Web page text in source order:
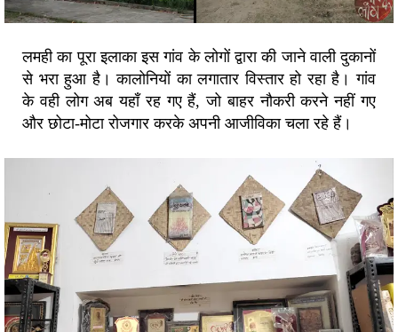
लमही का पूरा इलाका इस गांव के लोगों द्वारा की जाने वाली दुकानों
से भरा हुआ है। कालोनियों का लगातार विस्तार हो रहा है। गांव
के वही लोग अब यहाँ रह गए हैं, जो बाहर नौकरी करने नहीं गए
और छोटा-मोटा रोजगार करके अपनी आजीविका चला रहे हैं।